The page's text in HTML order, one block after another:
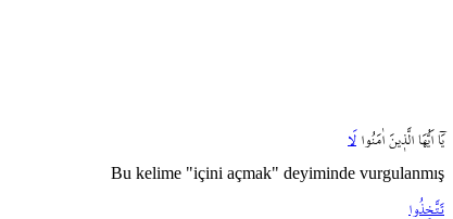
يَٓا اَيُّهَا الَّذ۪ينَ اٰمَنُوا لَا
Bu kelime "içini açmak" deyiminde vurgulanmış
تَتَّخِذُوا